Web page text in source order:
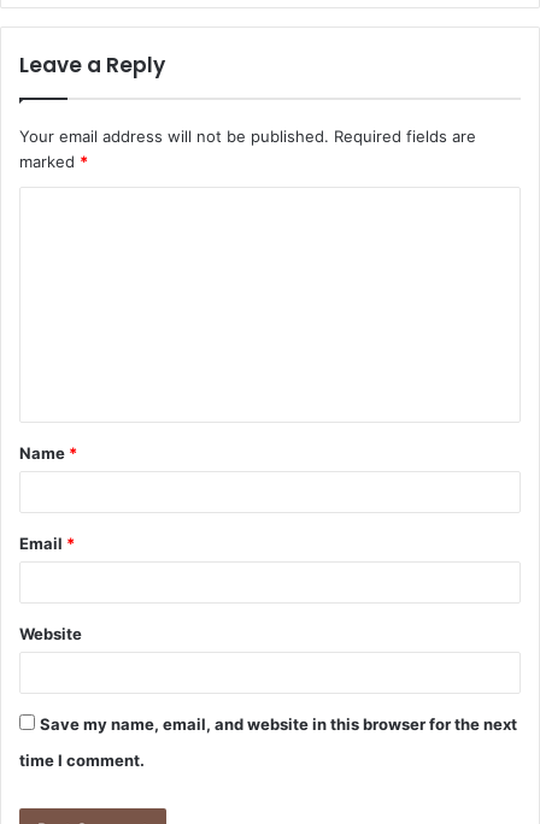
Leave a Reply
Your email address will not be published. Required fields are
marked *
t
*
Name *
Email *
Website
Save my name, email, and website in this browser for the next
time I comment.